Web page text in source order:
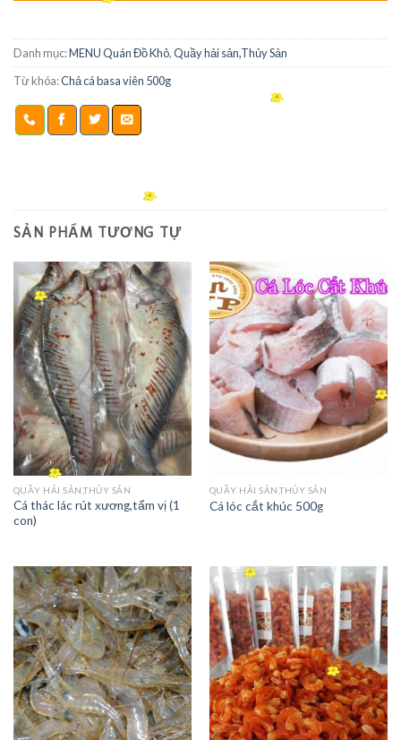
Danh mục:MENU Quán Đồ Khô,Quầy hải sản,Thủy Sản
Từ khóa:Chả cá basa viên 500g
SẢN PHẨM TƯƠNG TỰ
QUẦY HẢI SẢN,THỦY SẢN
Cá thác lác rút xương,tẩm vị (1
con)
QUẦY HẢI SẢN,THỦY SẢN
Cá lóc cắt khúc 500g